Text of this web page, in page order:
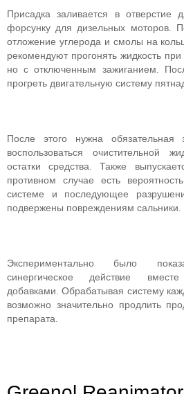
Присадка заливается в отверстие
форсунку для дизельных моторов.
отложение углерода и смолы на
рекомендуют прогонять жидкость при
но с отключенным зажиганием.
прогреть двигательную систему
После этого нужна
воспользоваться очистительной
остатки средства. Также
противном случае есть
системе и последующее
подвержены повреждениям сальники.
Экспериментально было
синергическое действие
добавками. Обрабатывая систему
возможно значительно продлить
препарата.